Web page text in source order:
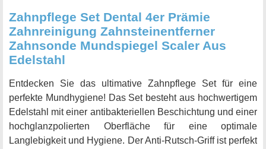
Zahnpflege Set Dental 4er Prämie
Zahnreinigung Zahnsteinentferner
Zahnsonde Mundspiegel Scaler Aus
Edelstahl
Entdecken Sie das ultimative Zahnpflege Set für eine
perfekte Mundhygiene! Das Set besteht aus hochwertigem
Edelstahl mit einer antibakteriellen Beschichtung und einer
hochglanzpolierten Oberfläche für eine optimale
Langlebigkeit und Hygiene. Der Anti-Rutsch-Griff ist perfekt